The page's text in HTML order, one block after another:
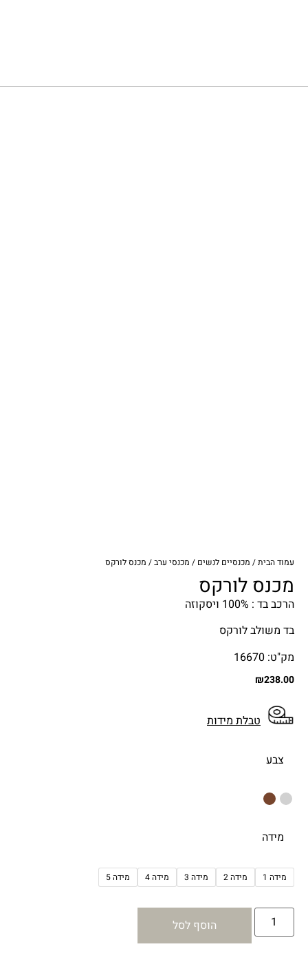
עמוד הבית/ מכנסיים לנשים / מכנסי ערב/ מכנס לורקס
מכנס לורקס
הרכב בד : 100% ויסקוזה
בד משולב לורקס
מק"ט: 16670
₪238.00
טבלת מידות
צבע
מידה
מידה 1 מידה 2 מידה 3 מידה 4 מידה 5
הוסף לסל